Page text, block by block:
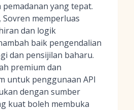
yang tepat.
Sovren memperluas
dan logik
baik pengendalian
dan pensijilan baharu.
premium dan
untuk penggunaan API
dengan sumber
kuat boleh membuka